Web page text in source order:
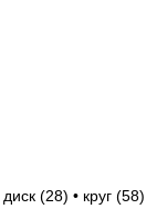
(28) • круг (58)